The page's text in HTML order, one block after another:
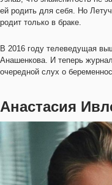
ей родить для себя. Но
родит только в браке.
В 2016 году телеведущая
Анашенкова. И теперь
очередной слух о
Анастасия